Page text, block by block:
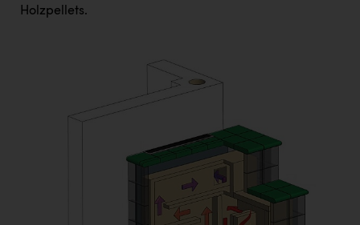
Holzpellets.